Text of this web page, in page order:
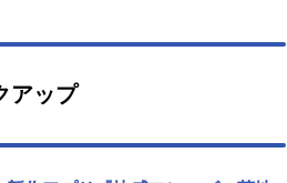
アップ